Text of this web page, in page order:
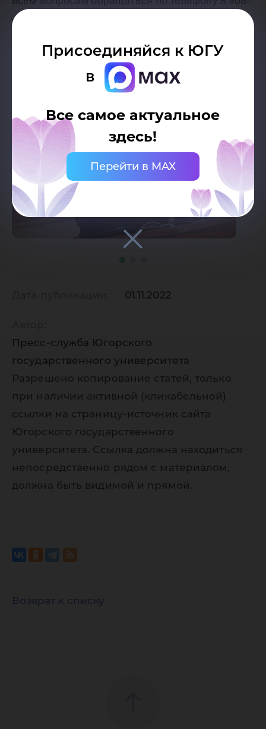
Присоединяйся к ЮГУ
в
Все самое актуальное
здесь!
Перейти в MAX
880-26-21.
01.11.2022
Пресс-служба Югорского
государственного университета
Разрешено копирование статей, только
при наличии активной (кликабельной)
ссылки на страницу-источник сайта
Югорского государственного
университета. Ссылка должна находиться
непосредственно рядом с материалом,
должна быть видимой и прямой.
Возврат к списку